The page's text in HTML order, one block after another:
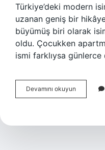
Türkiye’deki modern
uzanan geniş bir
büyümüş biri olarak
oldu. Çocukken
ismi farklıysa günlerce
Devamını okuyun
ismi
?